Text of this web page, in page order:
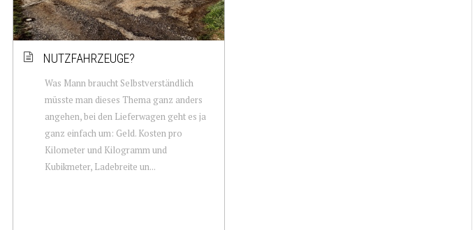
NUTZFAHRZEUGE?
Was Mann braucht Selbstverständlich
müsste man dieses Thema ganz anders
angehen, bei den Lieferwagen geht es ja
ganz einfach um: Geld. Kosten pro
Kilometer und Kilogramm und
Kubikmeter, Ladebreite un...